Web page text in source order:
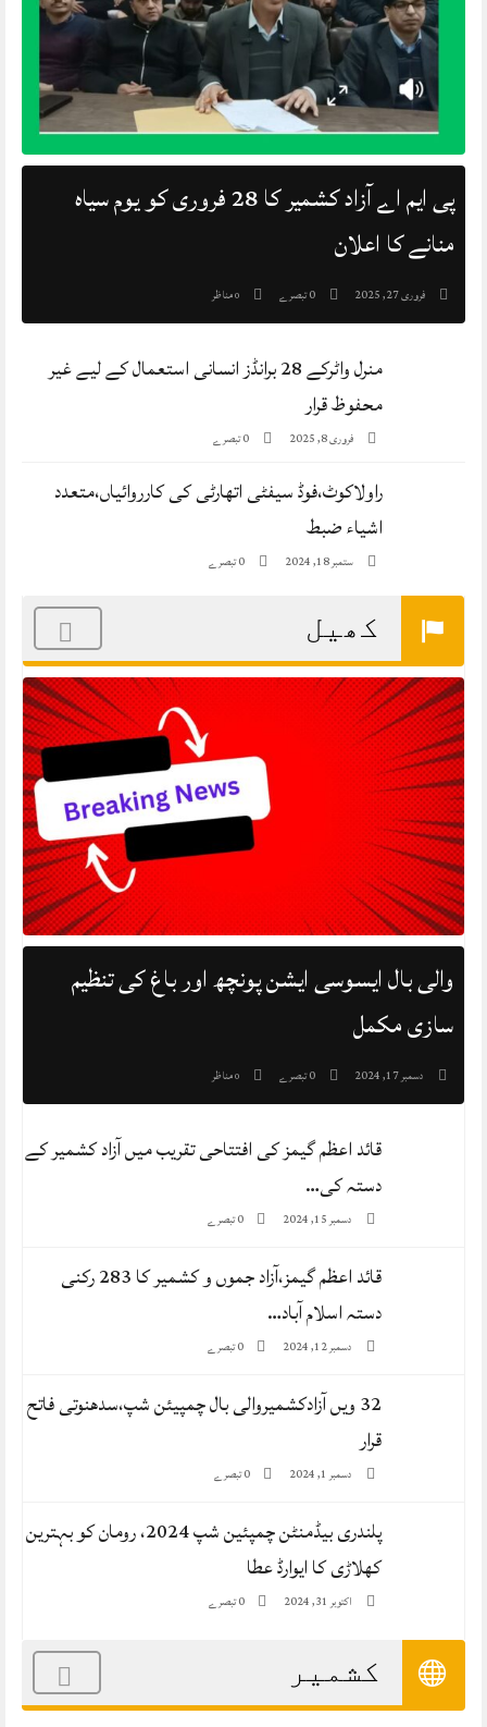
پی ایم اے آزاد کشمیر کا 28 فروری کو یوم سیاہ
منانے کا اعلان
فروری 27, 2025 0 تبصرے 0مناظر
منرل واٹرکے 28 برانڈز انسانی استعمال کے لیے غیر
محفوظ قرار
فروری 8, 2025
راولاکوٹ،فوڈ سیفٹی اتھارٹی کی کارروائیاں،متعدد
اشیاء ضبط
ستمبر 18, 2024
کھیل
والی بال ایسوسی ایشن پونچھ اور باغ کی تنظیم
سازی مکمل
دسمبر 17, 2024 0 تبصرے 0مناظر
قائد اعظم گیمز کی افتتاحی تقریب میں آزاد کشمیر کے
دستہ کی…
دسمبر 15, 2024 0 تبصرے
قائد اعظم گیمز،آزاد جموں و کشمیر کا 283 رکنی
دستہ اسلام آباد…
دسمبر 12, 2024 0 تبصرے
32 ویں آزادکشمیروالی بال چمپیئن شپ،سدھنوتی فاتح
قرار
دسمبر 1, 2024 0 تبصرے
پلندری بیڈمنٹن چمپئین شپ 2024، رومان کو بہترین
کھلاڑی کا ایوارڈ عطا
اکتوبر 31, 2024 0 تبصرے
کشمیر